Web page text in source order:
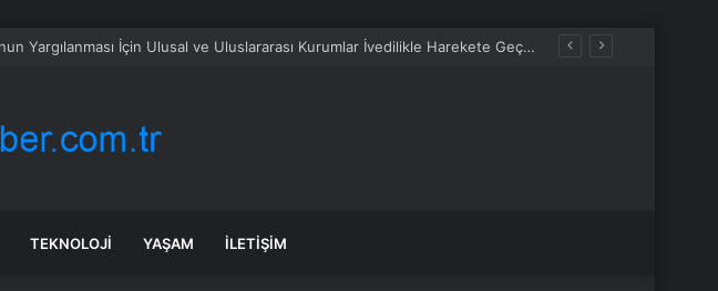
İstanbul Barosu Başkanı Kaboğlu: Netanyahu’nun Yargılanması İçin Ulusal ve Uluslararası Kurumlar İvedilikle Harekete Geçmeli
TEKNOLOJI YAŞAM İLETIŞIM